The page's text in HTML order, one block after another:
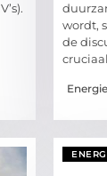
wordt,
de
cruciaal
Energie